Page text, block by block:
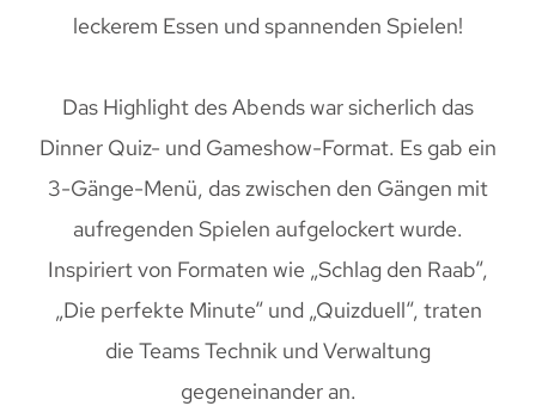
leckerem Essen und spannenden Spielen!
Das Highlight des Abends war sicherlich das
Dinner Quiz- und Gameshow-Format. Es gab ein
3-Gänge-Menü, das zwischen den Gängen mit
aufregenden Spielen aufgelockert wurde.
Inspiriert von Formaten wie „Schlag den Raab“,
„Die perfekte Minute“ und „Quizduell“, traten
die Teams Technik und Verwaltung
gegeneinander an.